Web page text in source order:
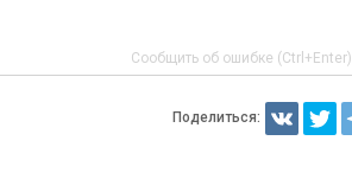
Сообщить об ошибке (Ctrl+Enter)
Поделиться: